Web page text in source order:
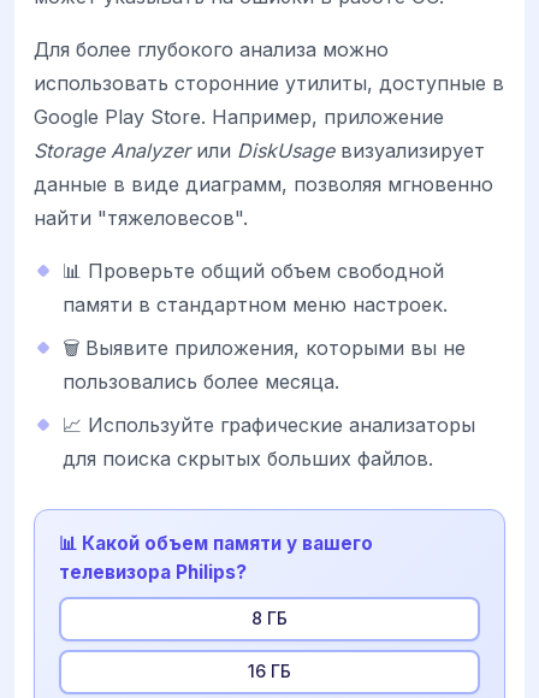
Для более глубокого анализа можно
использовать сторонние утилиты, доступные в
Google Play Store. Например, приложение
Storage Analyzerили DiskUsageвизуализирует
данные в виде диаграмм, позволяя мгновенно
найти "тяжеловесов".
📊 Проверьте общий объем свободной
памяти в стандартном меню настроек.
🗑️ Выявите приложения, которыми вы не
пользовались более месяца.
📈 Используйте графические анализаторы
для поиска скрытых больших файлов.
📊 Какой объем памяти у вашего
телевизора Philips?
8 ГБ
16 ГБ